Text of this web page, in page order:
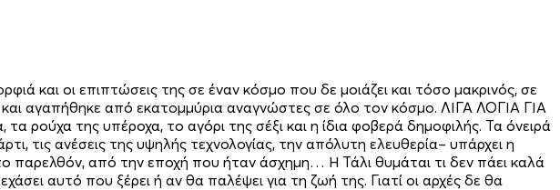
και οι επιπτώσεις της σε έναν κόσμο που δε μοιάζει και τόσο μακρινός, σε
και αγαπήθηκε από εκατομμύρια αναγνώστες σε όλο τον κόσμο. ΛΙΓΑ ΛΟΓΙΑ ΓΙΑ
ρούχα της υπέροχα, το αγόρι της σέξι και η ίδια φοβερά δημοφιλής. Τα όνειρά
τις ανέσεις της υψηλής τεχνολογίας, την απόλυτη ελευθερία– υπάρχει η
παρελθόν, από την εποχή που ήταν άσχημη… Η Τάλι θυμάται τι δεν πάει καλά
αυτό που ξέρει ή αν θα παλέψει για τη ζωή της. Γιατί οι αρχές δε θα